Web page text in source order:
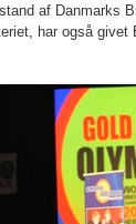
af Danmarks
har også givet